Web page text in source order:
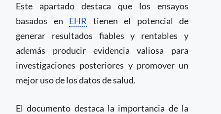
Este apartado destaca que los ensayos
basados en EHR tienen el potencial de
generar resultados fiables y rentables y
además producir evidencia valiosa para
investigaciones posteriores y promover un
mejor uso de los datos de salud.
El documento destaca la importancia de la